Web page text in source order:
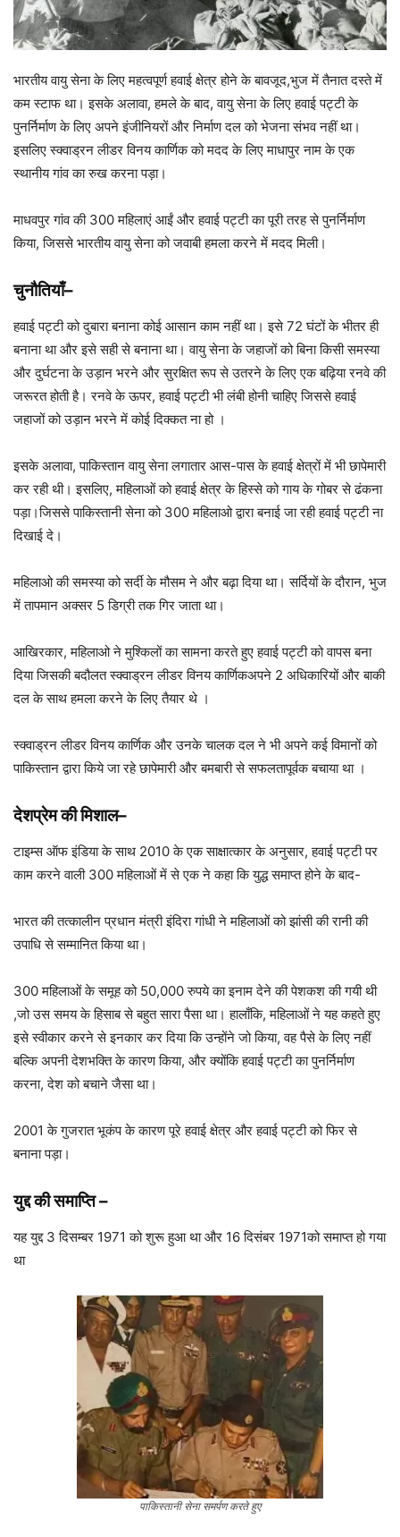
भारतीय वायु सेना के लिए महत्वपूर्ण हवाई क्षेत्र होने के बावजूद,भुज में तैनात दस्ते में
कम स्टाफ था। इसके अलावा, हमले के बाद, वायु सेना के लिए हवाई पट्टी के
पुनर्निर्माण के लिए अपने इंजीनियरों और निर्माण दल को भेजना संभव नहीं था।
इसलिए स्क्वाड्रन लीडर विनय कार्णिक को मदद के लिए माधापुर नाम के एक
स्थानीय गांव का रुख करना पड़ा।
माधवपुर गांव की 300 महिलाएं आईं और हवाई पट्टी का पूरी तरह से पुनर्निर्माण
किया, जिससे भारतीय वायु सेना को जवाबी हमला करने में मदद मिली।
चुनौतियाँ–
हवाई पट्टी को दुबारा बनाना कोई आसान काम नहीं था। इसे 72 घंटों के भीतर ही
बनाना था और इसे सही से बनाना था। वायु सेना के जहाजों को बिना किसी समस्या
और दुर्घटना के उड़ान भरने और सुरक्षित रूप से उतरने के लिए एक बढ़िया रनवे की
जरूरत होती है। रनवे के ऊपर, हवाई पट्टी भी लंबी होनी चाहिए जिससे हवाई
जहाजों को उड़ान भरने में कोई दिक्कत ना हो ।
इसके अलावा, पाकिस्तान वायु सेना लगातार आस-पास के हवाई क्षेत्रों में भी छापेमारी
कर रही थी। इसलिए, महिलाओं को हवाई क्षेत्र के हिस्से को गाय के गोबर से ढंकना
पड़ा।जिससे पाकिस्तानी सेना को 300 महिलाओ द्वारा बनाई जा रही हवाई पट्टी ना
दिखाई दे।
महिलाओ की समस्या को सर्दी के मौसम ने और बढ़ा दिया था। सर्दियों के दौरान, भुज
में तापमान अक्सर 5 डिग्री तक गिर जाता था।
आखिरकार, महिलाओ ने मुश्किलों का सामना करते हुए हवाई पट्टी को वापस बना
दिया जिसकी बदौलत स्क्वाड्रन लीडर विनय कार्णिकअपने 2 अधिकारियों और बाकी
दल के साथ हमला करने के लिए तैयार थे ।
स्क्वाड्रन लीडर विनय कार्णिक और उनके चालक दल ने भी अपने कई विमानों को
पाकिस्तान द्वारा किये जा रहे छापेमारी और बमबारी से सफलतापूर्वक बचाया था ।
देशप्रेम की मिशाल–
टाइम्स ऑफ इंडिया के साथ 2010 के एक साक्षात्कार के अनुसार, हवाई पट्टी पर
काम करने वाली 300 महिलाओं में से एक ने कहा कि युद्ध समाप्त होने के बाद-
भारत की तत्कालीन प्रधान मंत्री इंदिरा गांधी ने महिलाओं को झांसी की रानी की
उपाधि से सम्मानित किया था।
300 महिलाओं के समूह को 50,000 रुपये का इनाम देने की पेशकश की गयी थी
,जो उस समय के हिसाब से बहुत सारा पैसा था। हालाँकि, महिलाओं ने यह कहते हुए
इसे स्वीकार करने से इनकार कर दिया कि उन्होंने जो किया, वह पैसे के लिए नहीं
बल्कि अपनी देशभक्ति के कारण किया, और क्योंकि हवाई पट्टी का पुनर्निर्माण
करना, देश को बचाने जैसा था।
2001 के गुजरात भूकंप के कारण पूरे हवाई क्षेत्र और हवाई पट्टी को फिर से
बनाना पड़ा।
युद्द की समाप्ति–
यह युद्द 3 दिसम्बर 1971 को शुरू हुआ था और 16 दिसंबर 1971को समाप्त हो गया
था
पाकिस्तानी सेना समर्पण करते हुए